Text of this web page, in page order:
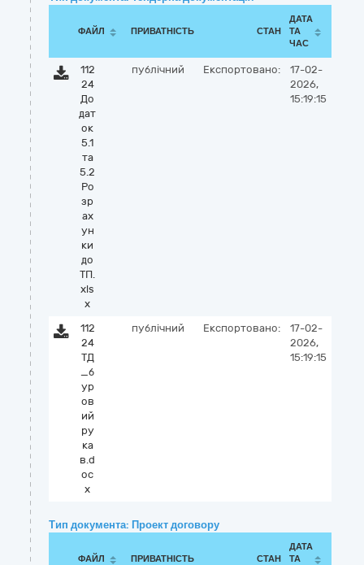
ФАЙЛ ПРИВАТНІСТЬ СТАН
ДАТА
ТА
ЧАС
112
24
До
дат
ок
5.1
та
5.2
Ро
зр
ах
ун
ки
до
ТП.
xls
x
публічний Експортовано:
17-02-
2026,
15:19:15
112
24
ТД
_б
ур
ов
ий
ру
ка
в.d
oc
x
публічний Експортовано:
17-02-
2026,
15:19:15
Тип документа: Проект договору
ФАЙЛ ПРИВАТНІСТЬ СТАН
ДАТА
ТА